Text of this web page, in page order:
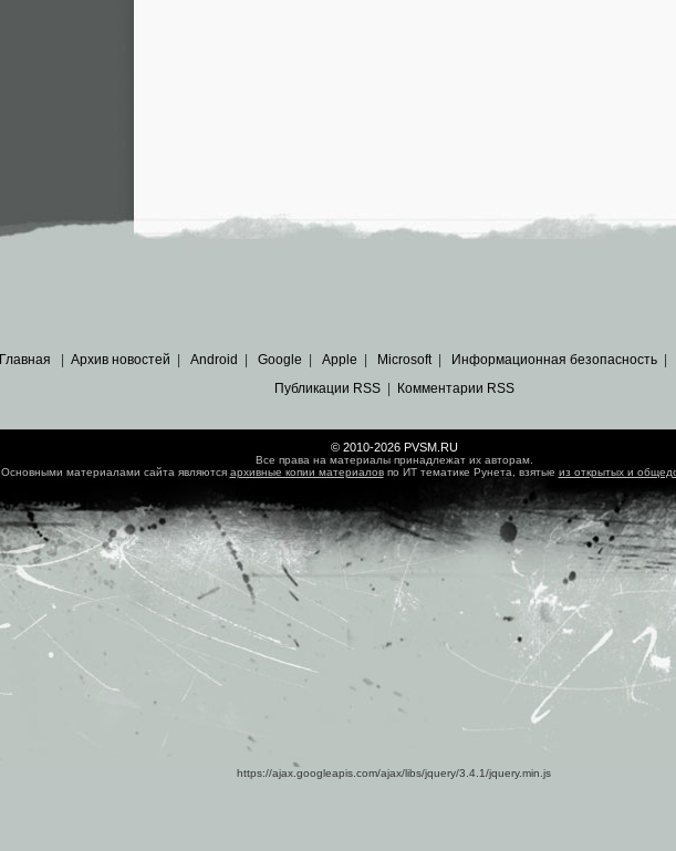
Главная Архив новостей Android Google Apple Microsoft| Информационная безопасность
Публикации RSS| Комментарии RSS
© 2010-2026 PVSM.RU
Все права на материалы принадлежат их авторам.
Основными материалами сайта являются архивные копии материаловпо ИТ тематике Рунета, взятые из открытых и
https://ajax.googleapis.com/ajax/libs/jquery/3.4.1/jquery.min.js